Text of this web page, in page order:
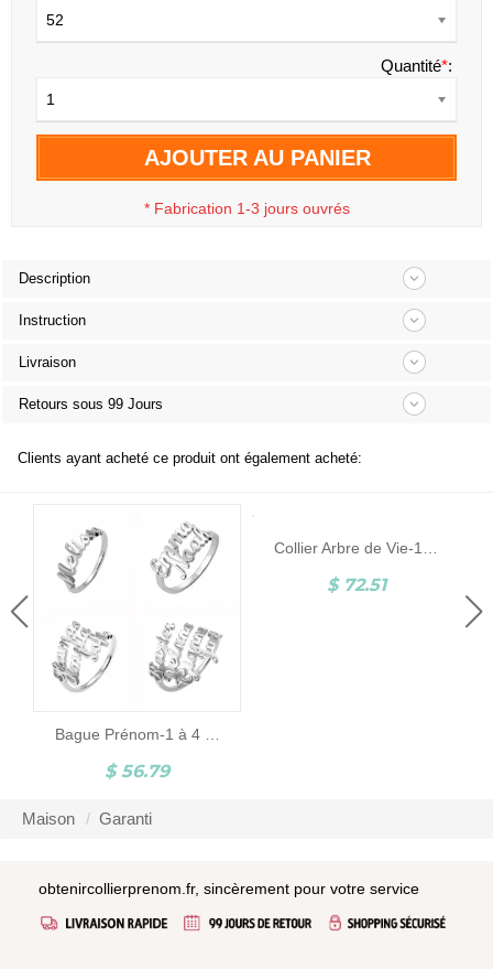
52
Quantité*:
1
AJOUTER AU PANIER
* Fabrication 1-3 jours ouvrés
Description
Instruction
Livraison
Retours sous 99 Jours
Clients ayant acheté ce produit ont également acheté:
$ 56.79
$ 72.51
Maison Garanti
obtenircollierprenom.fr, sincèrement pour votre service